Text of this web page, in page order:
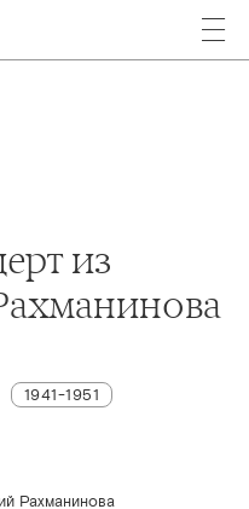
из
1941-1951